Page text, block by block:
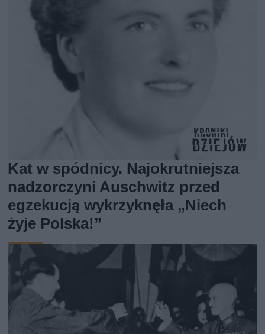
Kat w spódnicy. Najokrutniejsza
nadzorczyni Auschwitz przed
egzekucją wykrzyknęła „Niech
żyje Polska!”